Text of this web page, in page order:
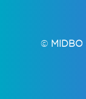
© MIDBO